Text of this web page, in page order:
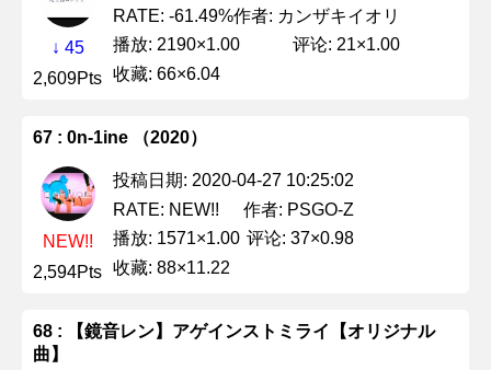
↓ 45
2,609Pts
RATE: -61.49%作者: カンザキイオリ
播放: 2190×1.00
评论: 21×1.00
收藏: 66×6.04
67 : 0n-1ine （2020）
NEW!!
2,594Pts
投稿日期: 2020-04-27 10:25:02
RATE: NEW!!
作者: PSGO-Z
播放: 1571×1.00 评论: 37×0.98
收藏: 88×11.22
68 : 【鏡音レン】アゲインストミライ【オリジナル
曲】